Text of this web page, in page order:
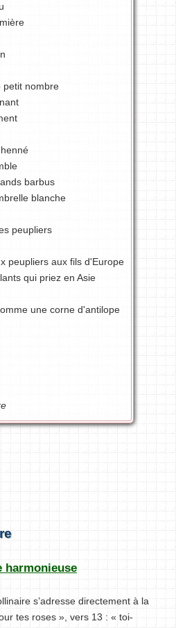
petit nombre
barbus
blanche
peupliers
peupliers aux fils d'Europe
qui priez en Asie
une corne d'antilope
harmonieuse
s’adresse directement à la
tes roses », vers 13 : « toi-